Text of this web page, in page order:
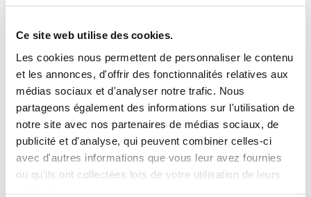
Ce site web utilise des cookies.
Les cookies nous permettent de personnaliser le contenu
et les annonces, d'offrir des fonctionnalités relatives aux
médias sociaux et d'analyser notre trafic. Nous
partageons également des informations sur l'utilisation de
notre site avec nos partenaires de médias sociaux, de
publicité et d'analyse, qui peuvent combiner celles-ci
avec d'autres informations que vous leur avez fournies
ou qu'ils ont collectées lors de votre utilisation de leurs
Charlotte Lamirault, Elise Brisebard, Annalisa Patriarca,
Jourdain, Marine Le Dudal, David Hardy, Ludovic De
Marzi, Remi Dendale, Gregory Jouvion, Yolanda
Prezado
Membres